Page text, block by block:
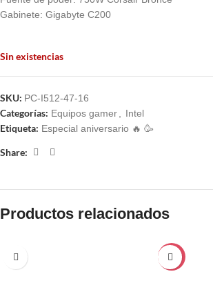
Gabinete: Gigabyte C200
Sin existencias
SKU: PC-I512-47-16
Categorías: Equipos gamer, Intel
Etiqueta: Especial aniversario 🔥 🥳
Share:
Productos relacionados